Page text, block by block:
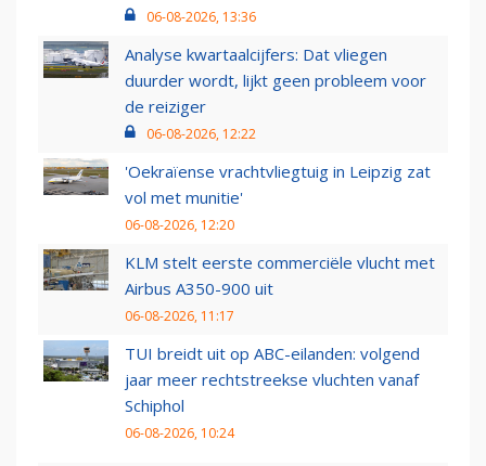
06-08-2026, 13:36
Analyse kwartaalcijfers: Dat vliegen
duurder wordt, lijkt geen probleem voor
de reiziger
06-08-2026, 12:22
'Oekraïense vrachtvliegtuig in Leipzig zat
vol met munitie'
06-08-2026, 12:20
KLM stelt eerste commerciële vlucht met
Airbus A350-900 uit
06-08-2026, 11:17
TUI breidt uit op ABC-eilanden: volgend
jaar meer rechtstreekse vluchten vanaf
Schiphol
06-08-2026, 10:24